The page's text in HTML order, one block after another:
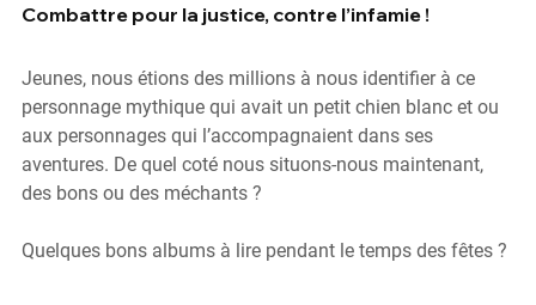
Combattre pour la justice, contre l’infamie !
Jeunes, nous étions des millions à nous identifier à ce
personnage mythique qui avait un petit chien blanc et ou
aux personnages qui l’accompagnaient dans ses
aventures. De quel coté nous situons-nous maintenant,
des bons ou des méchants ?
Quelques bons albums à lire pendant le temps des fêtes ?